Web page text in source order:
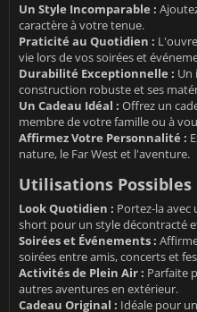
Un Style Incomparable :
caractère à votre tenue.
Praticité au Quotidien :
vie lors de vos soirées et
Durabilité Exceptionnelle : Un
construction robuste et ses
Un Cadeau Idéal : Offrez un
membre de votre famille ou à
Affirmez Votre Personnalité :
nature, le Far West et l'aventure.
Utilisations Possibles
Look Quotidien : Portez-la
short pour un style décontracté
Soirées et Événements :
soirées entre amis, concerts et
Activités de Plein Air : Parfaite
autres aventures en extérieur.
Cadeau Original : Idéale pour